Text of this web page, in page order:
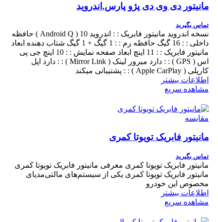
مانیتور دی وی دی پژو پارس.اندروید
تماس بگیرید
نسخه اندروید مانیتور فابریک : : اندروید 10 ( Android Q ) حافظه
داخلی : : 16 گیگ حافظه رم : : 1 گیگ + 1 گیگ شتاب دهنده ابعاد
مانیتور فابریک : : 11 اینچ ابعاد صفحه نمایش : : 10 اینچ جی پی
اس ( GPS ) : : دارد میرور لینک ( Mirror Link ) : : دارد اپل
کارپلی ( Apple CarPlay ) : : پشتیبانی میکند
اطلاعات بیشتر
مشاهده سریع
مقایسه
مانیتور فابریک تویوتا کمری
تماس بگیرید
مانیتور فابریک تویوتا کمری معرفی مانیتور فابریک تویوتا کمری
مانیتور فابریک تویوتا کمری یکی از سیستم‌های مالتی‌مدیای
مخصوص این خودرو
اطلاعات بیشتر
مشاهده سریع